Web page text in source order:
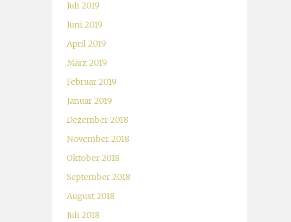
Juli 2019
Juni 2019
April 2019
März 2019
Februar 2019
Januar 2019
Dezember 2018
November 2018
Oktober 2018
September 2018
August 2018
Juli 2018